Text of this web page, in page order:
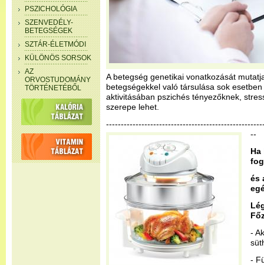
PSZICHOLÓGIA
SZENVEDÉLY-
BETEGSÉGEK
SZTÁR-ÉLETMÓDI
KÜLÖNÖS SORSOK
AZ
ORVOSTUDOMÁNY
TÖRTÉNETÉBŐL
A betegség genetikai vonatkozását
betegségekkel való társulása sok
aktivitásában pszichés tényezőknek,
szerepe lehet.
--
és
-
-